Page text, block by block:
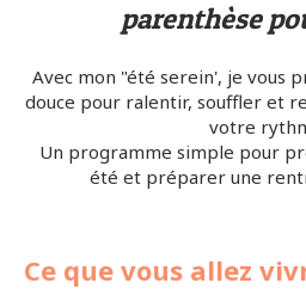
parenthèse
Avec mon "été serein', je vous
douce pour ralentir, souffler et
votre
Un programme simple pour
été et préparer une
Ce que vous allez